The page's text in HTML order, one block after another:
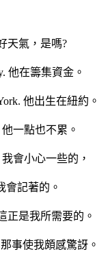
天氣，是嗎?
他在籌集資金。
他出生在紐約。
他一點也不累。
我會小心一些的，
會記著的。
正是我所需要的。
那事使我頗感驚訝。